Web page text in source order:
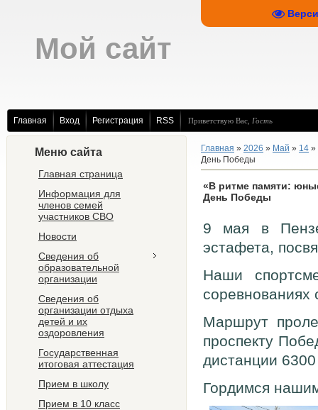
Мой сайт
Главная Вход Регистрация RSS Приветствую Вас Гость
Меню сайта
Главная страница
Информация для
членов семей
участников СВО
Новости
Сведения об
образовательной
организации
Сведения об
организации отдыха
детей и их
оздоровления
Государственная
итоговая аттестация
Прием в школу
Прием в 10 класс
Главная » 2026 » Май » 14 »
День Победы
«В ритме памяти:
День Победы
9 мая в Пензе
эстафета,
Наши
Маршрут
проспекту
дистанции
Гордимся